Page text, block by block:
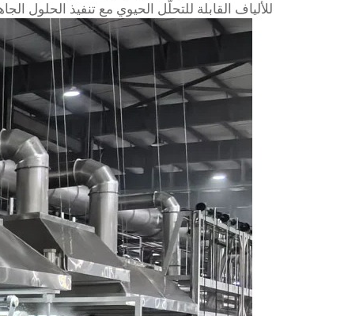
للألياف القابلة للتحلّل الحيوي مع تنفيذ الحلول